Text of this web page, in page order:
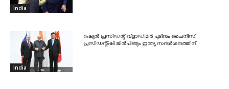
India
India
റഷ്യൻ പ്രസിഡന്റ് വ്‌ളാഡിമിർ പുടിനും ചൈനീസ്
പ്രസിഡന്റ്ഷി ജിൻപിങ്ങും ഇന്ത്യ സന്ദർശനത്തിന്